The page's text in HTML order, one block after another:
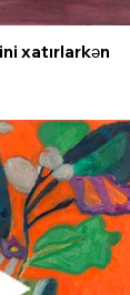
xatırlarkən